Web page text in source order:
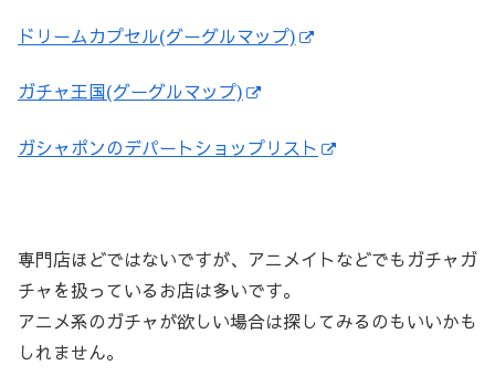
ドリームカプセル(グーグルマップ)
ガチャ王国(グーグルマップ)
ガシャポンのデパートショップリスト
専門店ほどではないですが、アニメイトなどでもガチャガ
チャを扱っているお店は多いです。
アニメ系のガチャが欲しい場合は探してみるのもいいかも
しれません。